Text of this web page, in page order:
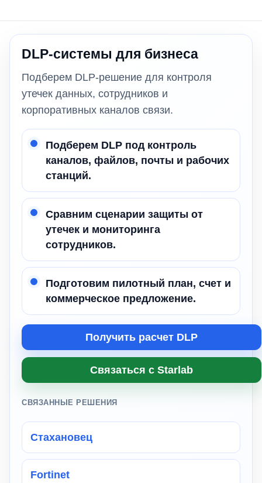
DLP-системы для бизнеса
Подберем DLP-решение для контроля
утечек данных, сотрудников и
корпоративных каналов связи.
Подберем DLP под контроль
каналов, файлов, почты и рабочих
станций.
Сравним сценарии защиты от
утечек и мониторинга
сотрудников.
Подготовим пилотный план, счет и
коммерческое предложение.
Получить расчет DLP
Связаться с Starlab
СВЯЗАННЫЕ РЕШЕНИЯ
Стахановец
Fortinet